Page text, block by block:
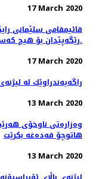
17 March 2020
قائیمقامی سلێمانی
رێگه‌پێدان بۆ هیچ كه‌سێك نه‌كراوه‌.
17 March 2020
راگه‌یه‌ندراوێك لە
13 March 2020
وەزارەتی ناوخۆی
هاتوچۆ قەدەغە بکرێت
13 March 2020